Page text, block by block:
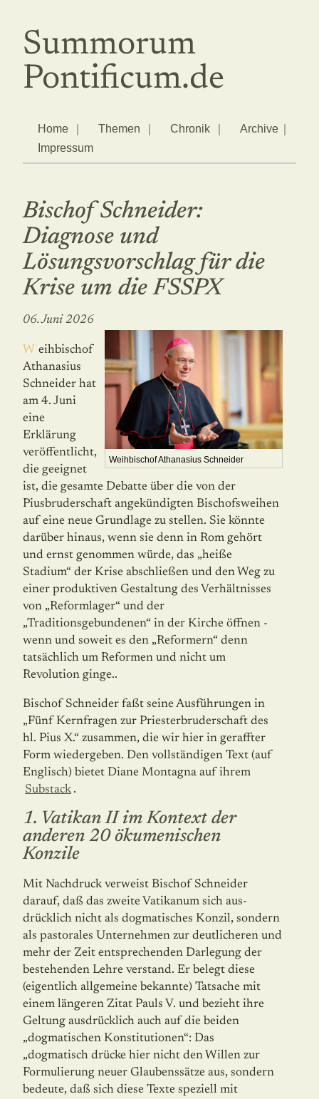
Summorum
Pontificum.de
Home Themen Chronik
Archive
Impressum
Bischof Schneider:
Diagnose und
Lösungsvorschlag für die
Krise um die FSSPX
06. Juni 2026
Weihbischof Athanasius Schneider
Weihbischof
Athanasius
Schneider hat
am 4. Juni
eine
Erklärung
veröffent­licht,
die geeignet
ist, die gesamte Debatte über die von der
Piusbruderschaft ange­kündigten Bischofsweihen
auf eine neue Grund­lage zu stellen. Sie könnte
darüber hinaus, wenn sie denn in Rom gehört
und ernst genommen wür­de, das „heiße
Stadium“ der Krise abschlie­ßen und den Weg zu
einer produktiven Gestal­tung des Verhältnisses
von „Reformlager“ und der
„Traditionsgebundenen“ in der Kirche öff­nen -
wenn und soweit es den „Reformern“ denn
tatsächlich um Reformen und nicht um
Revolution ginge..
Bischof Schneider faßt seine Ausführungen in
„Fünf Kernfragen zur Priester­bruder­schaft des
hl. Pius X.“ zusammen, die wir hier in geraffter
Form wiedergeben. Den voll­ständigen Text (auf
Englisch) bietet Diane Montagna auf ihrem
Substack .
1. Vatikan II im Kontext der
anderen 20 ökumenischen
Konzile
Mit Nachdruck verweist Bischof Schneider
darauf, daß das zweite Vatikanum sich aus­
drücklich nicht als dogmatisches Konzil, sondern
als pastorales Unternehmen zur deut­licheren und
mehr der Zeit entsprechenden Darlegung der
bestehenden Lehre verstand. Er belegt diese
(eigentlich allgemeine bekannte) Tatsache mit
einem längeren Zitat Pauls V. und bezieht ihre
Geltung ausdrücklich auch auf die beiden
„dogmatischen Konstitu­ti­onen“: Das
„dogmatisch drücke hier nicht den Willen zur
Formulierung neuer Glaubens­sätze aus, sondern
bedeute, daß sich diese Texte speziell mit